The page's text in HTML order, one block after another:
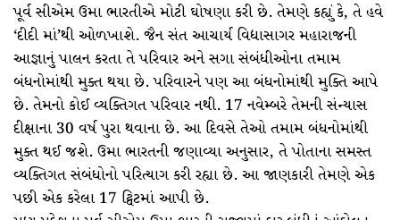
પૂર્વ સીએમ ઉમા ભારતીએ મોટી ઘોષણા કરી છે. તેમણે કહ્યું કે, તે હવે
‘દીદી માં’થી ઓળખાશે. જૈન સંત આચાર્ય વિદ્યાસાગર મહારાજની
આજ્ઞાનું પાલન કરતા તે પરિવાર અને સગા સંબંધીઓના તમામ
બંધનોમાંથી મુક્ત થયા છે. પરિવારને પણ આ બંધનોમાંથી મુક્તિ આપે
છે. તેમનો કોઈ વ્યક્તિગત પરિવાર નથી. 17 નવેમ્બરે તેમની સંન્યાસ
દીક્ષાના 30 વર્ષ પુરા થવાના છે. આ દિવસે તેઓ તમામ બંધનોમાંથી
મુક્ત થઈ જશે. ઉમા ભારતની જણાવ્યા અનુસાર, તે પોતાના સમસ્ત
વ્યક્તિગત સંબંધોનો પરિત્યાગ કરી રહ્યા છે. આ જાણકારી તેમણે એક
પછી એક કરેલા 17 ટ્વિટમાં આપી છે.